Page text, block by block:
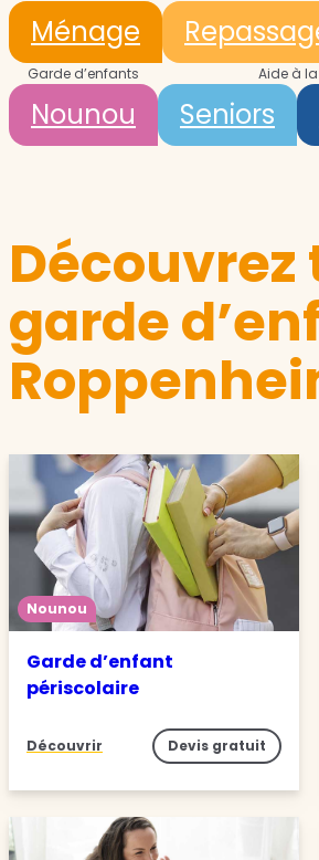
Ménage
Garde d’enfants
Nounou
Aide à
Seniors
Découvrez
garde
Nounou
Garde d’enfant
périscolaire
Découvrir Devis gratuit